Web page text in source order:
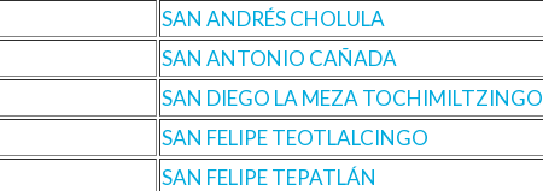
SAN ANDRÉS CHOLULA
SAN ANTONIO CAÑADA
SAN DIEGO LA MEZA TOCHIMILTZINGO
SAN FELIPE TEOTLALCINGO
SAN FELIPE TEPATLÁN